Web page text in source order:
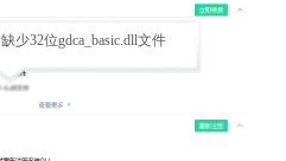
缺少32位gdca_basic.dll文件